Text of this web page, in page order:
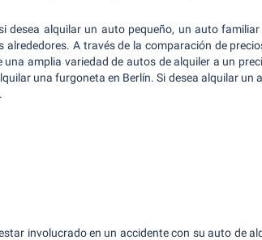
desea alquilar un auto pequeño, un auto
alrededores. A través de la comparación de
una amplia variedad de autos de alquiler a un
una furgoneta en Berlín. Si desea alquilar un
involucrado en un accidente con su auto de